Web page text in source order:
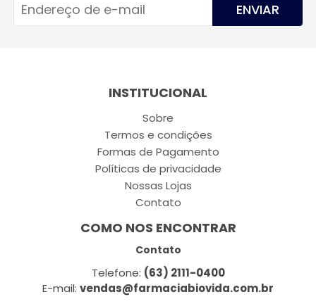
ENVIAR
INSTITUCIONAL
Sobre
Termos e condições
Formas de Pagamento
Políticas de privacidade
Nossas Lojas
Contato
COMO NOS ENCONTRAR
Contato
Telefone: (63) 2111-0400
E-mail: vendas@farmaciabiovida.com.br